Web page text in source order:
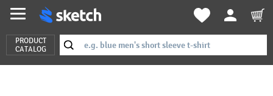
PRODUCT
CATALOG